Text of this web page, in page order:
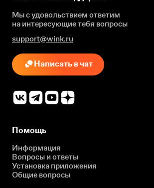
Мы с удовольствием ответим
на интересующиетебя вопросы
support@wink.ru
Написать в чат
Помощь
Информация
Вопросы и ответы
Установка приложения
Общие вопросы